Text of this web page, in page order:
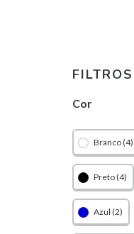
FILTROS
Cor
Branco (4)
Preto (4)
Azul (2)